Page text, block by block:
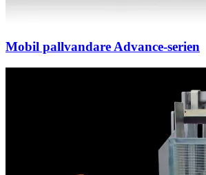
Mobil pallvandare Advance-serien